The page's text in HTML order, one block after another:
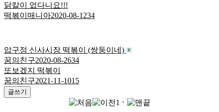
닭칼이 없다니요!!!
떡볶이매니아2020-08-1234
압구정 신사시장 떡볶이 (쌍둥이네)
꿈의친구2020-08-2634
또보겠지 떡볶이
꿈의친구2021-11-1015
글쓰기
1